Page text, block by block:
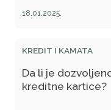
18.01.2025.
KREDIT I KAMATA
Da li je
kreditne kartice?